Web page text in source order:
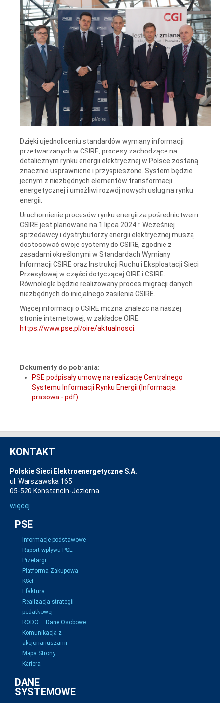
Dzięki ujednoliceniu standardów wymiany informacji
przetwarzanych w CSIRE, procesy zachodzące na
detalicznym rynku energii elektrycznej w Polsce zostaną
znacznie usprawnione i przyspieszone. System będzie
jednym z niezbędnych elementów transformacji
energetycznej i umożliwi rozwój nowych usług na rynku
energii.
Uruchomienie procesów rynku energii za pośrednictwem
CSIRE jest planowane na 1 lipca 2024 r. Wcześniej
sprzedawcy i dystrybutorzy energii elektrycznej muszą
dostosować swoje systemy do CSIRE, zgodnie z
zasadami określonymi w Standardach Wymiany
Informacji CSIRE oraz Instrukcji Ruchu i Eksploatacji Sieci
Przesyłowej w części dotyczącej OIRE i CSIRE.
Równolegle będzie realizowany proces migracji danych
niezbędnych do inicjalnego zasilenia CSIRE.
Więcej informacji o CSIRE można znaleźć na naszej
stronie internetowej, w zakładce OIRE:
https://www.pse.pl/oire/aktualnosci.
Dokumenty do pobrania:
PSE podpisały umowę na realizację Centralnego
Systemu Informacji Rynku Energii (Informacja
prasowa - pdf)
KONTAKT
Polskie Sieci Elektroenergetyczne S.A.
ul. Warszawska 165
05-520 Konstancin-Jeziorna
więcej
PSE
Informacje podstawowe
Raport wpływu PSE
Przetargi
Platforma Zakupowa
KSeF
Efaktura
Realizacja strategii
podatkowej
RODO – Dane Osobowe
Komunikacja z
akcjonariuszami
Mapa Strony
Kariera
DANE
SYSTEMOWE